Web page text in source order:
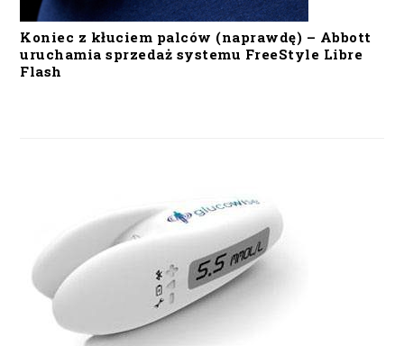
Koniec z kłuciem palców (naprawdę) – Abbott
uruchamia sprzedaż systemu FreeStyle Libre
Flash